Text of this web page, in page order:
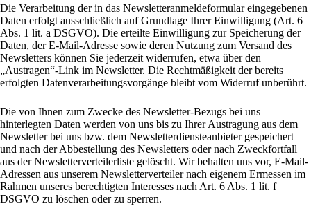
Die Verarbeitung der in das Newsletteranmeldeformular eingegebenen
Daten erfolgt ausschließlich auf Grundlage Ihrer Einwilligung (Art. 6
Abs. 1 lit. a DSGVO). Die erteilte Einwilligung zur Speicherung der
Daten, der E-Mail-Adresse sowie deren Nutzung zum Versand des
Newsletters können Sie jederzeit widerrufen, etwa über den
„Austragen“-Link im Newsletter. Die Rechtmäßigkeit der bereits
erfolgten Datenverarbeitungsvorgänge bleibt vom Widerruf unberührt.
Die von Ihnen zum Zwecke des Newsletter-Bezugs bei uns
hinterlegten Daten werden von uns bis zu Ihrer Austragung aus dem
Newsletter bei uns bzw. dem Newsletterdiensteanbieter gespeichert
und nach der Abbestellung des Newsletters oder nach Zweckfortfall
aus der Newsletterverteilerliste gelöscht. Wir behalten uns vor, E-Mail-
Adressen aus unserem Newsletterverteiler nach eigenem Ermessen im
Rahmen unseres berechtigten Interesses nach Art. 6 Abs. 1 lit. f
DSGVO zu löschen oder zu sperren.